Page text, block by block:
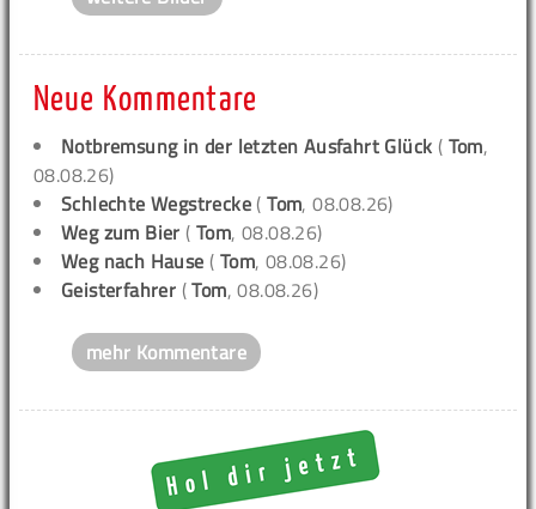
Neue Kommentare
Notbremsung in der letzten Ausfahrt Glück ( Tom,
08.08.26)
Schlechte Wegstrecke (Tom, 08.08.26)
Weg zum Bier (Tom, 08.08.26)
Weg nach Hause ( Tom, 08.08.26)
Geisterfahrer (Tom, 08.08.26)
mehr Kommentare